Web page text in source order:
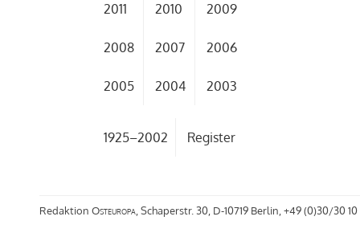
2011 2010 2009
2008 2007 2006
2005 2004 2003
1925–2002 Register
Redaktion Osteuropa, Schaperstr. 30, D-10719 Berlin, +49 (0)30/30